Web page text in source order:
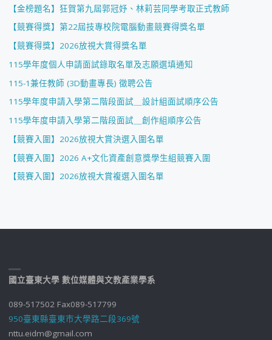
【金榜題名】狂賀第九屆郭冠妤、林莉芸同學考取正式教師
【競賽得獎】第22屆技專校院電腦動畫競賽得獎名單
【競賽得獎】2026放視大賞得獎名單
115學年度個人申請面試錄取名單及志願選填通知
115-1兼任教師 (3D動畫專長) 徵聘公告
115學年度申請入學第二階段面試＿設計組面試順序公告
115學年度申請入學第二階段面試＿創作組順序公告
【競賽入圍】2026放視大賞決選入圍名單
【競賽入圍】2026 A+文化資產創意獎學生組競賽入圍
【競賽入圍】2026放視大賞複選入圍名單
國立臺東大學 數位媒體與文教產業學系
089-517502 Fax089-517799
950臺東縣臺東市大學路二段369號
nttu.eidm@gmail.com